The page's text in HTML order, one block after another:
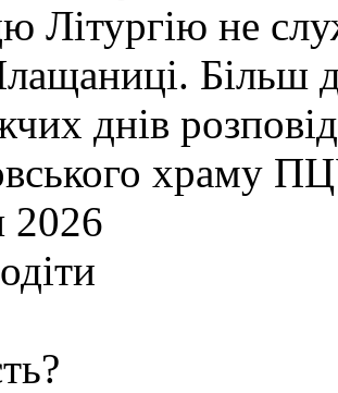
Літургію не
Більш
днів
храму
2026